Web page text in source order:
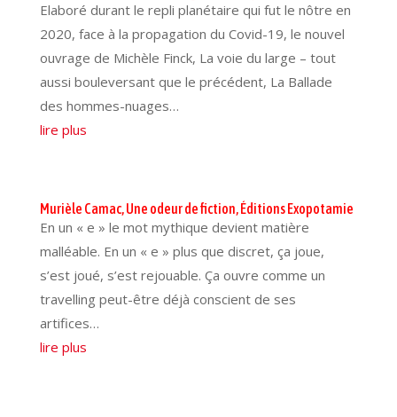
Elaboré durant le repli planétaire qui fut le nôtre en
2020, face à la propagation du Covid-19, le nouvel
ouvrage de Michèle Finck, La voie du large – tout
aussi bouleversant que le précédent, La Ballade
des hommes-nuages…
lire plus
Murièle Camac, Une odeur de fiction, Éditions Exopotamie
En un « e » le mot mythique devient matière
malléable. En un « e » plus que discret, ça joue,
s’est joué, s’est rejouable. Ça ouvre comme un
travelling peut-être déjà conscient de ses
artifices…
lire plus